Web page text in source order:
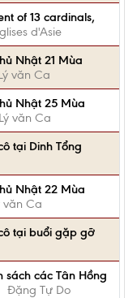
of 13 cardinals,
d'Asie
Nhật 21 Mùa
văn Ca
Nhật 25 Mùa
văn Ca
tại Dinh Tổng
Nhật 22 Mùa
văn Ca
tại buổi gặp gỡ
các Tân Hồng
Đặng Tự Do